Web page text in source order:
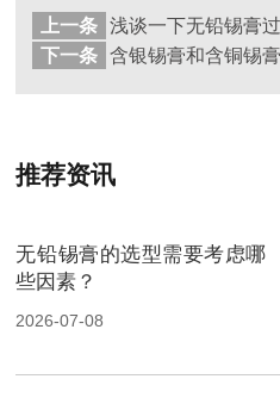
上一条
下一条
推荐资讯
无铅锡膏的选型需要考虑哪
些因素？
2026-07-08